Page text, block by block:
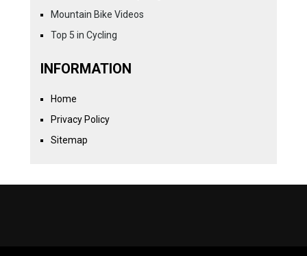
Mountain Bike Videos
Top 5 in Cycling
INFORMATION
Home
Privacy Policy
Sitemap